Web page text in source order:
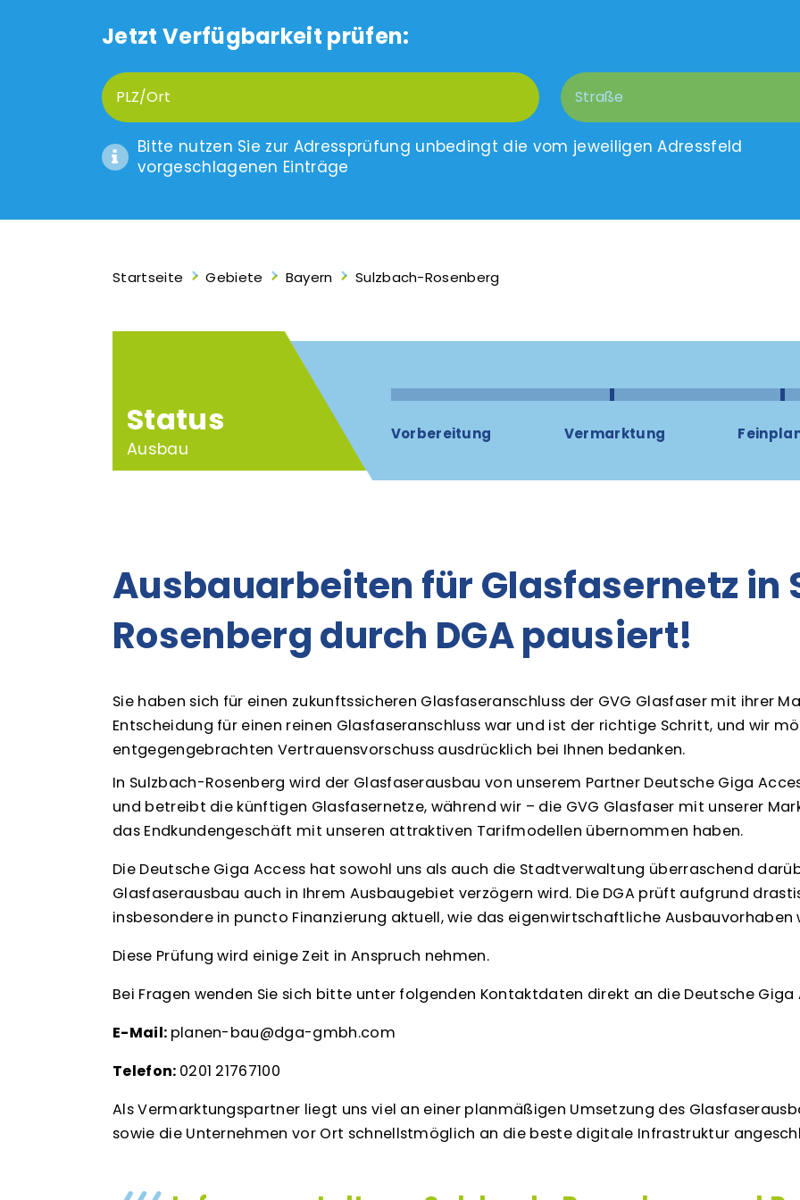
Jetzt Verfügbarkeit prüfen:
Bitte nutzen Sie zur Adressprüfung unbedingt die vom jeweiligen Adressfeld
vorgeschlagenen Einträge
Startseite Gebiete Bayern Sulzbach-Rosenberg
Status
Ausbau
Vorbereitung Vermarktung
Ausbauarbeiten für Glasfasernetz in
Rosenberg durch DGA pausiert!
Sie haben sich für einen zukunftssicheren Glasfaseranschluss der GVG Glasfaser mit ihrer
Entscheidung für einen reinen Glasfaseranschluss war und ist der richtige Schritt, und wir
entgegengebrachten Vertrauensvorschuss ausdrücklich bei Ihnen bedanken.
In Sulzbach-Rosenberg wird der Glasfaserausbau von unserem Partner Deutsche Giga
und betreibt die künftigen Glasfasernetze, während wir – die GVG Glasfaser mit unserer
das Endkundengeschäft mit unseren attraktiven Tarifmodellen übernommen haben.
Die Deutsche Giga Access hat sowohl uns als auch die Stadtverwaltung überraschend
Glasfaserausbau auch in Ihrem Ausbaugebiet verzögern wird. Die DGA prüft aufgrund
insbesondere in puncto Finanzierung aktuell, wie das eigenwirtschaftliche
Diese Prüfung wird einige Zeit in Anspruch nehmen.
Bei Fragen wenden Sie sich bitte unter folgenden Kontaktdaten direkt an die Deutsche Giga
E-Mail: planen-bau@dga-gmbh.com
Telefon: 0201 21767100
Als Vermarktungspartner liegt uns viel an einer planmäßigen Umsetzung des
sowie die Unternehmen vor Ort schnellstmöglich an die beste digitale Infrastruktur